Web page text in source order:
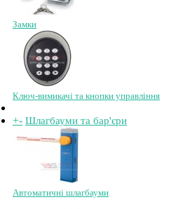
Замки
Ключ-вимикачі та кнопки управління
+- Шлагбауми та бар'єри
Автоматичні шлагбауми